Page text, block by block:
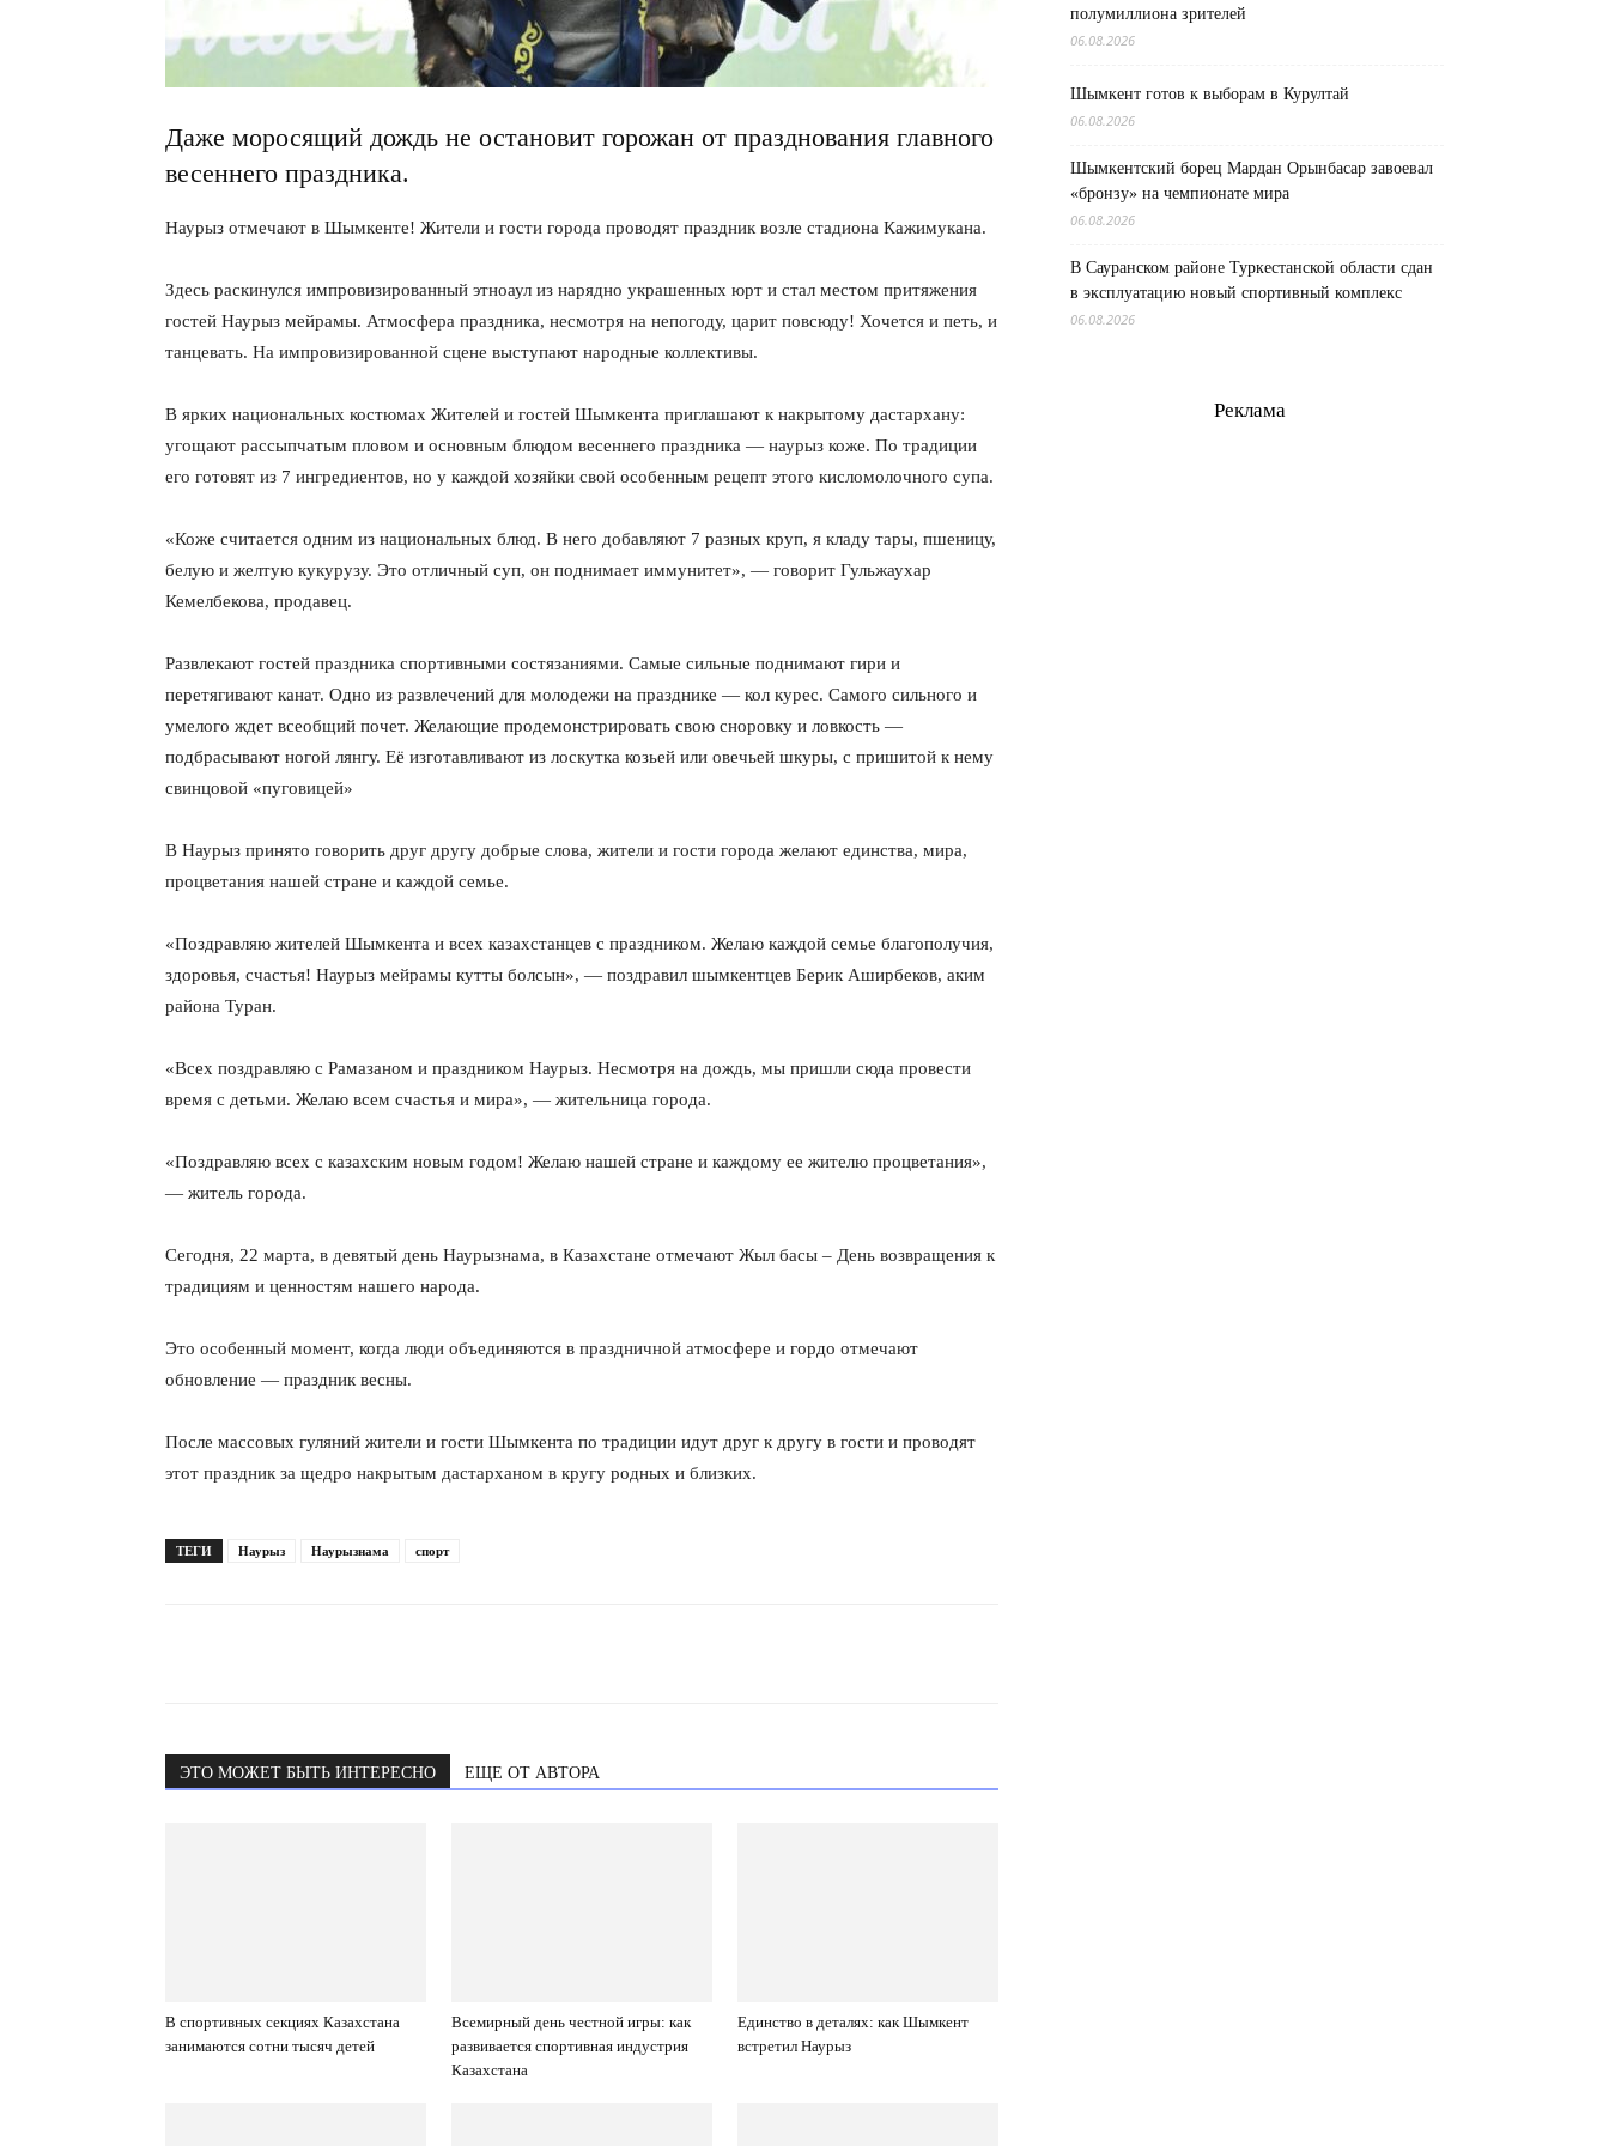
Даже моросящий дождь не остановит горожан от празднования главного
весеннего праздника.
Наурыз отмечают в Шымкенте! Жители и гости города проводят праздник возле стадиона Кажимукана.
Здесь раскинулся импровизированный этноаул из нарядно украшенных юрт и стал местом притяжения
гостей Наурыз мейрамы. Атмосфера праздника, несмотря на непогоду, царит повсюду! Хочется и петь, и
танцевать. На импровизированной сцене выступают народные коллективы.
В ярких национальных костюмах Жителей и гостей Шымкента приглашают к накрытому дастархану:
угощают рассыпчатым пловом и основным блюдом весеннего праздника — наурыз коже. По традиции
его готовят из 7 ингредиентов, но у каждой хозяйки свой особенным рецепт этого кисломолочного супа.
«Коже считается одним из национальных блюд. В него добавляют 7 разных круп, я кладу тары, пшеницу,
белую и желтую кукурузу. Это отличный суп, он поднимает иммунитет», — говорит Гульжаухар
Кемелбекова, продавец.
Развлекают гостей праздника спортивными состязаниями. Самые сильные поднимают гири и
перетягивают канат. Одно из развлечений для молодежи на празднике — кол курес. Самого сильного и
умелого ждет всеобщий почет. Желающие продемонстрировать свою сноровку и ловкость —
подбрасывают ногой лянгу. Её изготавливают из лоскутка козьей или овечьей шкуры, с пришитой к нему
свинцовой «пуговицей»
В Наурыз принято говорить друг другу добрые слова, жители и гости города желают единства, мира,
процветания нашей стране и каждой семье.
«Поздравляю жителей Шымкента и всех казахстанцев с праздником. Желаю каждой семье благополучия,
здоровья, счастья! Наурыз мейрамы кутты болсын», — поздравил шымкентцев Берик Аширбеков, аким
района Туран.
«Всех поздравляю с Рамазаном и праздником Наурыз. Несмотря на дождь, мы пришли сюда провести
время с детьми. Желаю всем счастья и мира», — жительница города.
«Поздравляю всех с казахским новым годом! Желаю нашей стране и каждому ее жителю процветания»,
— житель города.
Сегодня, 22 марта, в девятый день Наурызнама, в Казахстане отмечают Жыл басы – День возвращения к
традициям и ценностям нашего народа.
Это особенный момент, когда люди объединяются в праздничной атмосфере и гордо отмечают
обновление — праздник весны.
После массовых гуляний жители и гости Шымкента по традиции идут друг к другу в гости и проводят
этот праздник за щедро накрытым дастарханом в кругу родных и близких.
ТЕГИ Наурыз Наурызнама спорт
ЭТО МОЖЕТ БЫТЬ ИНТЕРЕСНО ЕЩЕ ОТ АВТОРА
В спортивных секциях Казахстана
занимаются сотни тысяч детей
Всемирный день честной игры: как
развивается спортивная индустрия
Казахстана
Единство в деталях: как Шымкент
встретил Наурыз
полумиллиона зрителей
06.08.2026
Шымкент готов к выборам в Курултай
06.08.2026
Шымкентский борец Мардан Орынбасар завоевал
«бронзу» на чемпионате мира
06.08.2026
В Сауранском районе Туркестанской области сдан
в эксплуатацию новый спортивный комплекс
06.08.2026
Реклама